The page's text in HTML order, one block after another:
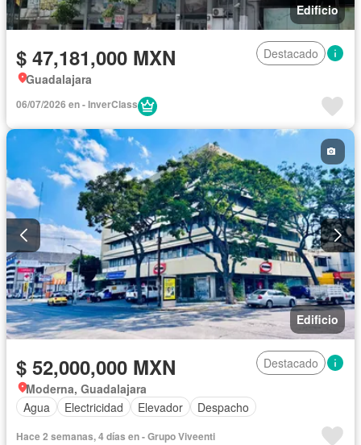
Edificio
$ 47,181,000 MXN
Destacado
Guadalajara
06/07/2026 en - InverClass
Edificio
$ 52,000,000 MXN
Destacado
Moderna, Guadalajara
Agua
Electricidad Elevador Despacho
Hace 2 semanas, 4 días en - Grupo Viveenti